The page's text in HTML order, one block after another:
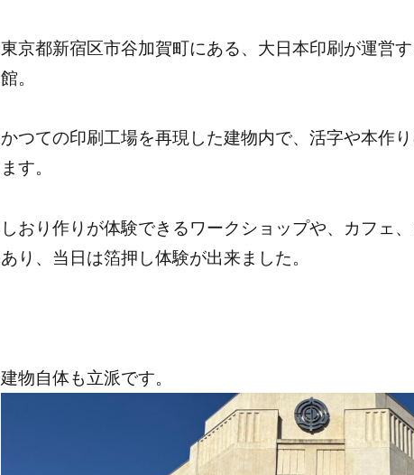
東京都新宿区市谷加賀町にある、大日本印刷が運営
館。
かつての印刷工場を再現した建物内で、活字や本作
ます。
しおり作りが体験できるワークショップや、カフェ
あり、当日は箔押し体験が出来ました。
建物自体も立派です。